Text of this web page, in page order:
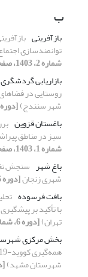
ب
بازآفرینی
توانمندسازی
شماره 2، 1403، صفحه 23-40]
بازاریابی
روستایی در
شهر سنندج)[دوره 6، شماره 4، 1403، صفحه 107-126]
باغستان قزوین
سبز در مناطق
شماره 1، 1403، صفحه 115-130]
باغ شهر سنجش
شهری زنجان[دوره 6، شماره 4، 1403، صفحه 127-140]
بافت فرسوده
تهران)[دوره 6، شماره 3، 1403، صفحه 85-102]
بخش مرکزی
شهرستان مشهد)